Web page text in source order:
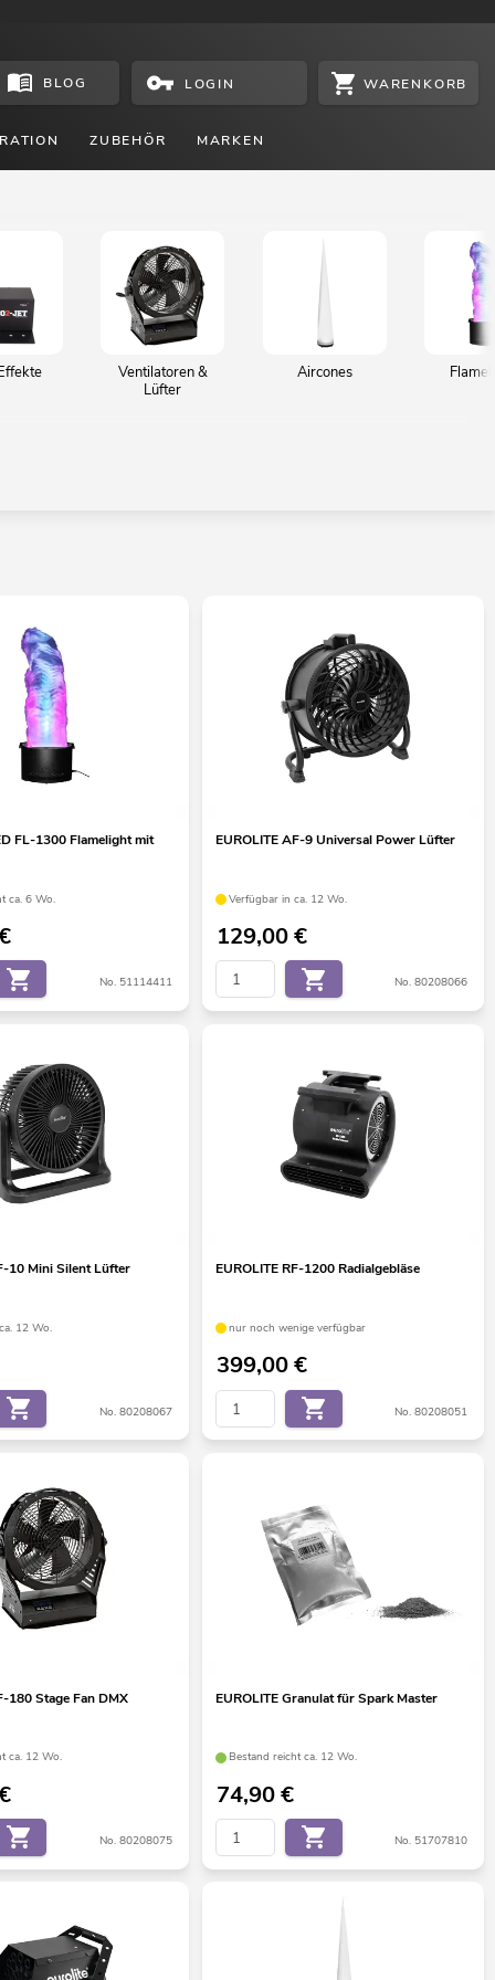
BLOG LOGIN WARENKORB
ZUBEHÖR MARKEN
Ventilatoren &
Lüfter
Aircones
FL-1300 Flamelight mit
ca. 6 Wo.
No. 51114411
EUROLITE AF-9 Universal Power Lüfter
Verfügbar in ca. 12 Wo.
129,00€
No. 80208066
10 Mini Silent Lüfter
12 Wo.
No. 80208067
EUROLITE RF-1200 Radialgebläse
nur noch wenige verfügbar
399,00€
No. 80208051
180 Stage Fan DMX
ca. 12 Wo.
No. 80208075
EUROLITE Granulat für Spark Master
Bestand reicht ca. 12 Wo.
74,90€
No. 51707810